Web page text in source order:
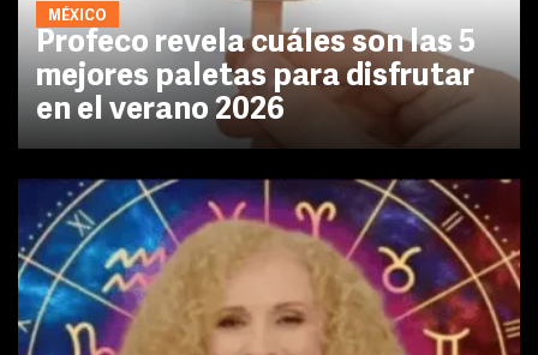
MÉXICO
Profeco revela cuáles son las 5
mejores paletas para disfrutar
en el verano 2026